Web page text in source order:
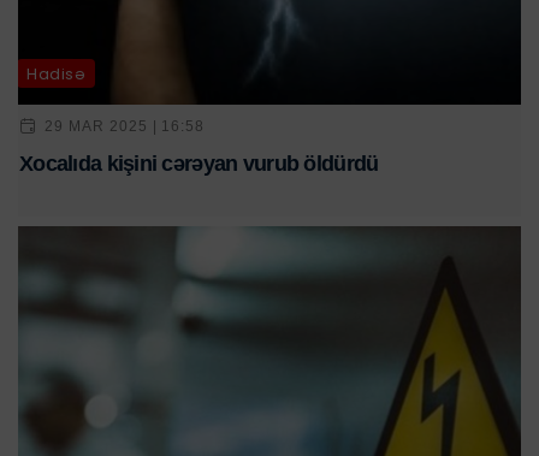
Hadisə
29 MAR 2025 | 16:58
Xocalıda kişini cərəyan vurub öldürdü